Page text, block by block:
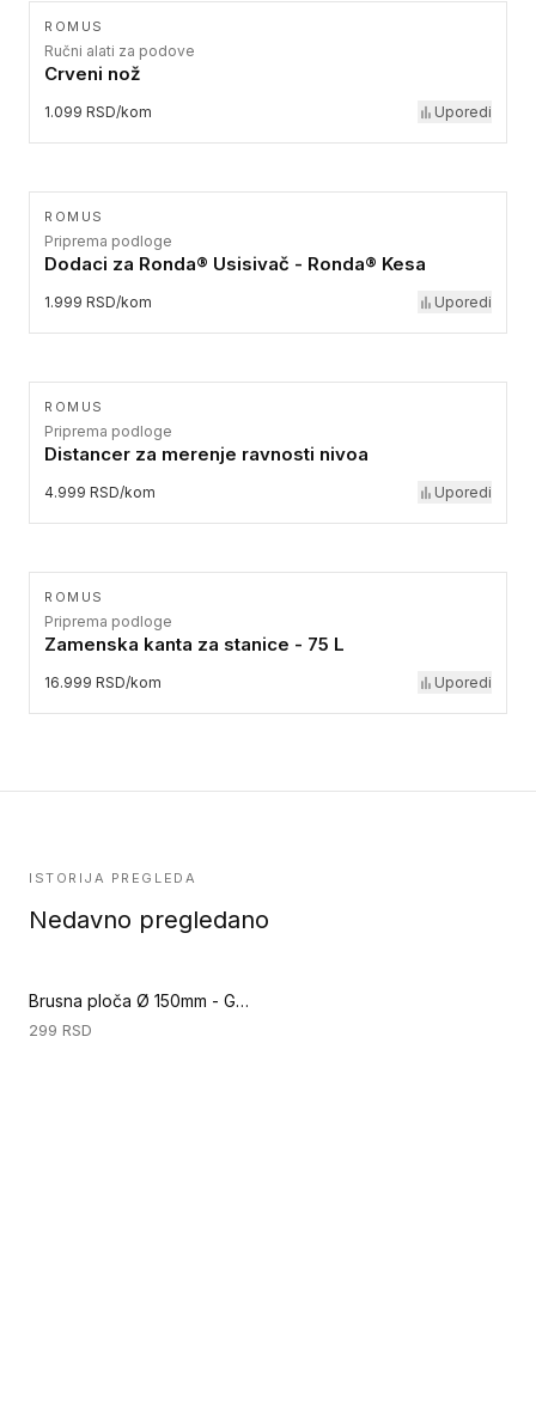
ROMUS
Ručni alati za podove
Crveni nož
1.099 RSD/kom Uporedi
ROMUS
Priprema podloge
Dodaci za Ronda® Usisivač - Ronda® Kesa
1.999 RSD/kom Uporedi
ROMUS
Priprema podloge
Distancer za merenje ravnosti nivoa
4.999 RSD/kom Uporedi
ROMUS
Priprema podloge
Zamenska kanta za stanice - 75 L
16.999 RSD/kom Uporedi
ISTORIJA PREGLEDA
Nedavno pregledano
Brusna ploča Ø 150mm - GR 80 (Specijalni alati za podove)
299 RSD